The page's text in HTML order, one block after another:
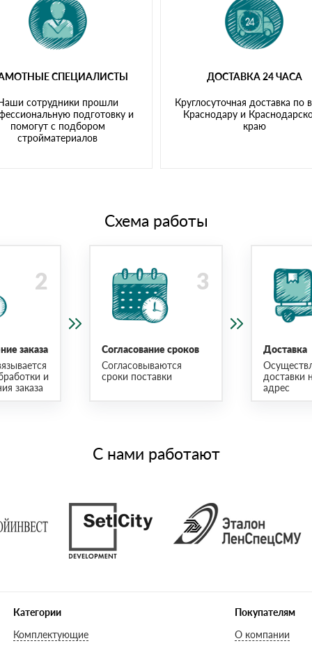
СПЕЦИАЛИСТЫ
сотрудники прошли
подготовку и
помогут с подбором
стройматериалов
ДОСТАВКА 24 ЧАСА
Круглосуточная доставка по
Краснодару и
краю
Схема работы
заказа
и
заказа
Согласование сроков
Согласовываются
сроки поставки
Доставка
доставки
адрес
С нами работают
Категории
Комплектующие
Покупателям
О компании